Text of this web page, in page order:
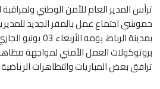
ترأس المدير العام للأمن الوطني
حموشي اجتماع عمل بالمقر الجديد
بمدينة الرباط، يومه
بروتوكولات العمل الأمني لمواجهة
ترافق بعض المباريات والتظاهرات